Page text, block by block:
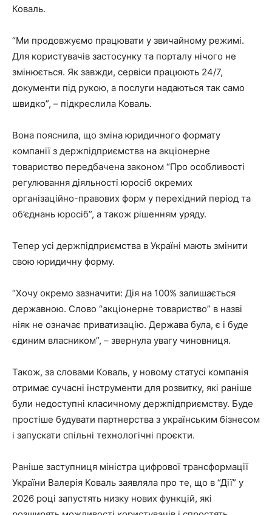
Коваль.
“Ми продовжуємо працювати у звичайному режимі.
Для користувачів застосунку та порталу нічого не
змінюється. Як завжди, сервіси працюють 24/7,
документи під рукою, а послуги надаються так само
швидко”, – підкреслила Коваль.
Вона пояснила, що зміна юридичного формату
компанії з держпідприємства на акціонерне
товариство передбачена законом “Про особливості
регулювання діяльності юросіб окремих
організаційно-правових форм у перехідний період та
об’єднань юросіб”, а також рішенням уряду.
Тепер усі держпідприємства в Україні мають змінити
свою юридичну форму.
“Хочу окремо зазначити: Дія на 100% залишається
державною. Слово “акціонерне товариство” в назві
ніяк не означає приватизацію. Держава була, є і буде
єдиним власником”, – звернула увагу чиновниця.
Також, за словами Коваль, у новому статусі компанія
отримає сучасні інструменти для розвитку, які раніше
були недоступні класичному держпідприємству. Буде
простіше будувати партнерства з українським бізнесом
і запускати спільні технологічні проєкти.
Раніше заступниця міністра цифрової трансформації
України Валерія Коваль заявляла про те, що в “Дії” у
2026 році запустять низку нових функцій, які